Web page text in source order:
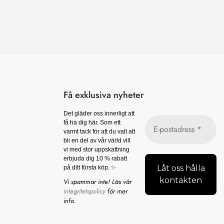
Få exklusiva nyheter
Det gläder oss innerligt att
få ha dig här. Som ett
varmt tack för att du valt att
bli en del av vår värld vill
vi med stor uppskattning
erbjuda dig 10 % rabatt
på ditt första köp. ✨
Vi spammar inte! Läs vår
integritetspolicy för mer
info.